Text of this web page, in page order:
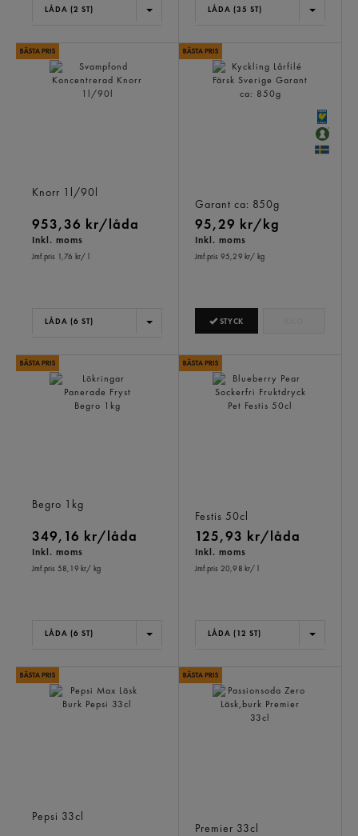
LÅDA (2 ST) LÅDA (35 ST)
Knorr 1l/90l
953,36 kr/låda
Inkl. moms
Jmf.pris 1,76 kr/ l
LÅDA (6 ST)
Garant ca: 850g
95,29 kr/kg
Inkl. moms
Jmf.pris 95,29 kr/ kg
STYCK
Begro 1kg
349,16 kr/låda
Inkl. moms
Jmf.pris 58,19 kr/ kg
LÅDA (6 ST)
Festis 50cl
125,93 kr/låda
Inkl. moms
Jmf.pris 20,98 kr/ l
LÅDA (12 ST)
Pepsi 33cl
Premier 33cl